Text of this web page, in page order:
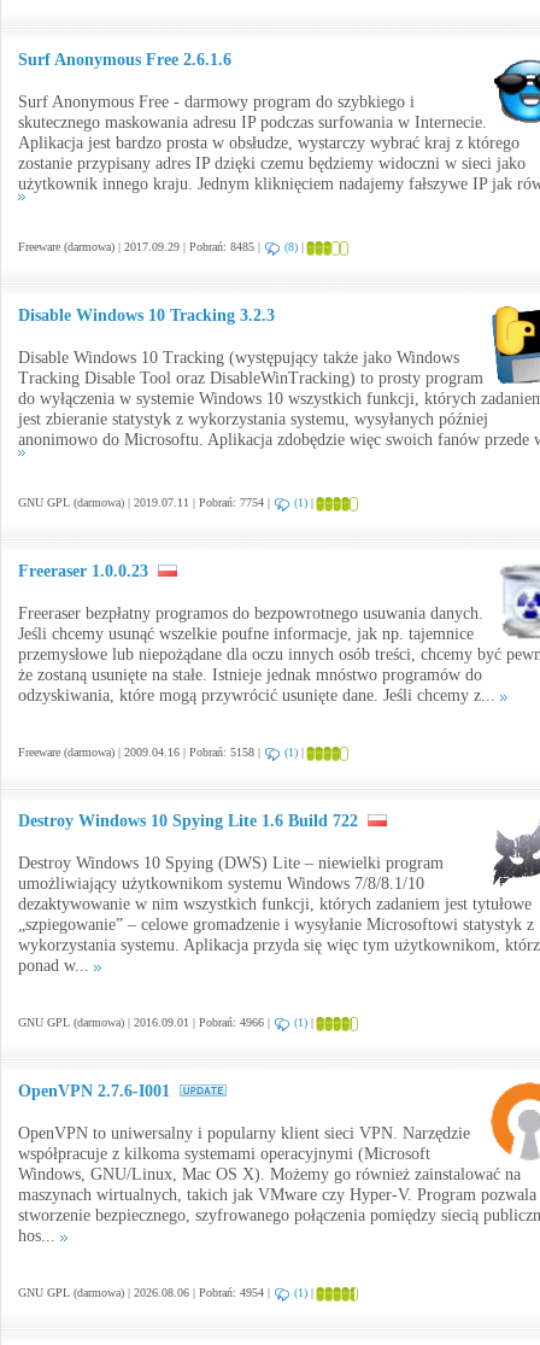
Surf Anonymous Free 2.6.1.6
Surf Anonymous Free - darmowy program do szybkiego i
skutecznego maskowania adresu IP podczas surfowania w Internecie.
Aplikacja jest bardzo prosta w obsłudze, wystarczy wybrać kraj z którego
zostanie przypisany adres IP dzięki czemu będziemy widoczni w sieci jako
użytkownik innego kraju. Jednym kliknięciem nadajemy fałszywe IP jak
Freeware (darmowa) | 2017.09.29 | Pobrań: 8485 | (8) |
Disable Windows 10 Tracking 3.2.3
Disable Windows 10 Tracking (występujący także jako Windows
Tracking Disable Tool oraz DisableWinTracking) to prosty program
do wyłączenia w systemie Windows 10 wszystkich funkcji, których
jest zbieranie statystyk z wykorzystania systemu, wysyłanych później
anonimowo do Microsoftu. Aplikacja zdobędzie więc swoich fanów przede
GNU GPL (darmowa) | 2019.07.11 | Pobrań: 7754 | (1) |
Freeraser 1.0.0.23
Freeraser bezpłatny programos do bezpowrotnego usuwania danych.
Jeśli chcemy usunąć wszelkie poufne informacje, jak np. tajemnice
przemysłowe lub niepożądane dla oczu innych osób treści, chcemy być
że zostaną usunięte na stałe. Istnieje jednak mnóstwo programów do
odzyskiwania, które mogą przywrócić usunięte dane. Jeśli chcemy z...
Freeware (darmowa) | 2009.04.16 | Pobrań: 5158 | (1) |
Destroy Windows 10 Spying Lite 1.6 Build 722
Destroy Windows 10 Spying (DWS) Lite – niewielki program
umożliwiający użytkownikom systemu Windows 7/8/8.1/10
dezaktywowanie w nim wszystkich funkcji, których zadaniem jest tytułowe
„szpiegowanie” – celowe gromadzenie i wysyłanie Microsoftowi statystyk z
wykorzystania systemu. Aplikacja przyda się więc tym użytkownikom,
ponad w...
GNU GPL (darmowa) | 2016.09.01 | Pobrań: 4966 | (1) |
OpenVPN 2.7.6-I001
OpenVPN to uniwersalny i popularny klient sieci VPN. Narzędzie
współpracuje z kilkoma systemami operacyjnymi (Microsoft
Windows, GNU/Linux, Mac OS X). Możemy go również zainstalować na
maszynach wirtualnych, takich jak VMware czy Hyper-V. Program pozwala
stworzenie bezpiecznego, szyfrowanego połączenia pomiędzy siecią
hos...
GNU GPL (darmowa) | 2026.08.06 | Pobrań: 4954 | (1) |